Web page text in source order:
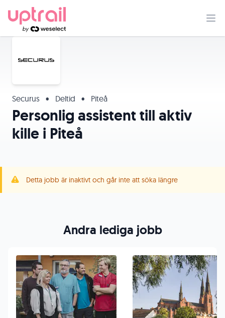
Securus • Deltid • Piteå
Personlig assistent till aktiv
kille i Piteå
Detta jobb är inaktivt och går inte att söka längre
Andra lediga jobb